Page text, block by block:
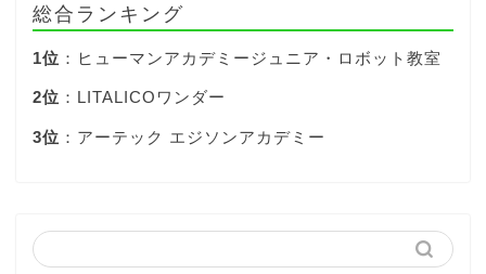
総合ランキング
1位 ：ヒューマンアカデミージュニア・ロボット教室
2位 ：LITALICOワンダー
3位 ：アーテック エジソンアカデミー